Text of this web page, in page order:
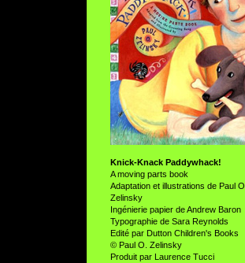
Knick-Knack Paddywhack!
A moving parts book
Adaptation et illustrations de Paul O.
Zelinsky
Ingénierie papier de Andrew Baron
Typographie de Sara Reynolds
Edité par Dutton Children's Books
© Paul O. Zelinsky
Produit par Laurence Tucci